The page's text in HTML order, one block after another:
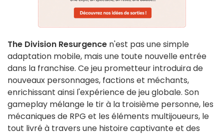
The Division Resurgence n'est pas une simple
adaptation mobile, mais une toute nouvelle entrée
dans la franchise. Ce jeu prometteur introduira de
nouveaux personnages, factions et méchants,
enrichissant ainsi l'expérience de jeu globale. Son
gameplay mélange le tir à la troisième personne, les
mécaniques de RPG et les éléments multijoueurs, le
tout livré à travers une histoire captivante et des